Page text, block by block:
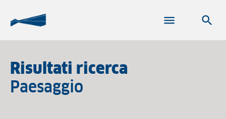
Risultati ricerca
paesaggio